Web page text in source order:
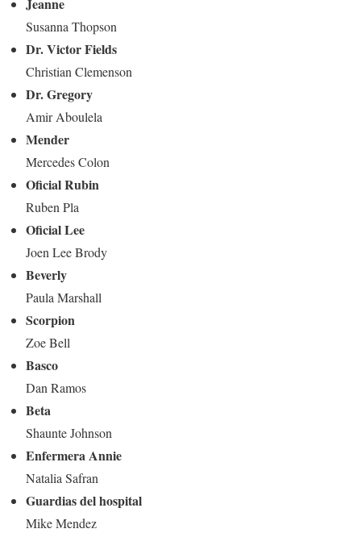
Jeanne
Susanna Thopson
Dr. Victor Fields
Christian Clemenson
Dr. Gregory
Amir Aboulela
Mender
Mercedes Colon
Oficial Rubin
Ruben Pla
Oficial Lee
Joen Lee Brody
Beverly
Paula Marshall
Scorpion
Zoe Bell
Basco
Dan Ramos
Beta
Shaunte Johnson
Enfermera Annie
Natalia Safran
Guardias del hospital
Mike Mendez